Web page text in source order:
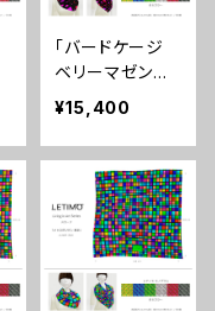
「バードケージ
ベリーマゼンタ」
スカーフ ■
配送まで3週間
¥15,400